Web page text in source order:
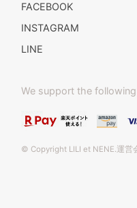
FACEBOOK
INSTAGRAM
LINE
We support the
© Copyright LILI et NENE.運営